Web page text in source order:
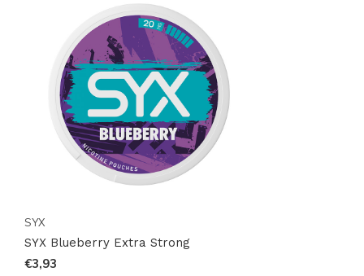
livraison rapide et sécurisée partout dans le monde.
Faites l'expérience d'une intensité et d'une saveur
inégalées avec l'un des meilleurs produits de
de nicotine
disponibles sur le marché.
SYX
SYX Blueberry Extra Strong
€3,93